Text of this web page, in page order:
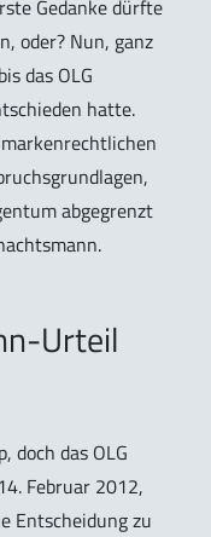
Gedanke dürfte
oder? Nun, ganz
das OLG
hatte.
abgegrenzt
Urteil
doch das OLG
Februar 2012,
Entscheidung zu